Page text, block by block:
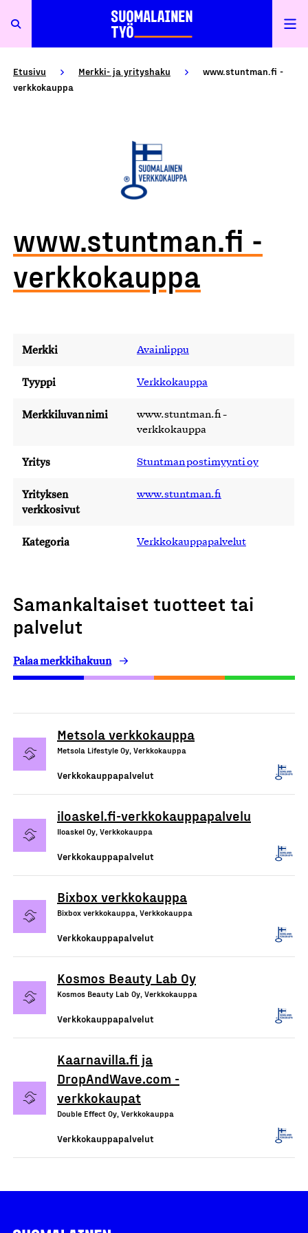
Etusivu Merkki- ja yrityshaku
www.stuntman.fi -
verkkokauppa
www.stuntman.fi -
verkkokauppa
Merkki Avainlippu
Tyyppi Verkkokauppa
Merkkiluvan nimi
www.stuntman.fi -
verkkokauppa
Yritys Stuntman postimyynti oy
Yrityksen
verkkosivut
www.stuntman.fi
Kategoria Verkkokauppapalvelut
Samankaltaiset tuotteet tai
palvelut
Palaa merkkihakuun
Metsola verkkokauppa
Metsola Lifestyle Oy, Verkkokauppa
Verkkokauppapalvelut
iloaskel.fi-verkkokauppapalvelu
Iloaskel Oy, Verkkokauppa
Verkkokauppapalvelut
Bixbox verkkokauppa
Bixbox verkkokauppa, Verkkokauppa
Verkkokauppapalvelut
Kosmos Beauty Lab Oy
Kosmos Beauty Lab Oy, Verkkokauppa
Verkkokauppapalvelut
Kaarnavilla.fi ja
DropAndWave.com -
verkkokaupat
Double Effect Oy, Verkkokauppa
Verkkokauppapalvelut